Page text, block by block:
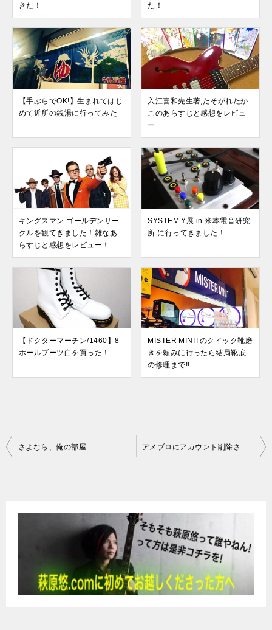
きた！
た！
【手ぶらでOK!】生まれてはじ
めて近所の銭湯に行ってみた
入江喜和先生著,たそがれたか
このあらすじと感想をレビュ
ー
キングスマン ゴールデンサー
クルを観てきました！雑なあ
らすじと感想をレビュー！
SYSTEM Y展 in 米本電音研究
所 に行ってきました！
【ドクターマーチン/1460】8
ホールブーツ白を買った！
MISTER MINITのクイック靴磨
きを頼みに行ったら結局靴底
の修理まで!!
投
さよなら、俺の部屋 アメブロにアカウント削除される可能性について